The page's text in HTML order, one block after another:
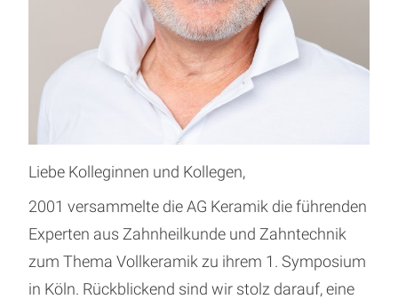
Liebe Kolleginnen und Kollegen,
2001 versammelte die AG Keramik die führenden
Experten aus Zahnheilkunde und Zahntechnik
zum Thema Vollkeramik zu ihrem 1. Symposium
in Köln. Rückblickend sind wir stolz darauf, eine